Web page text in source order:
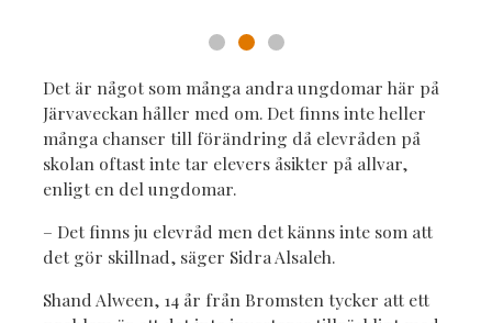
Det är något som många andra ungdomar här på
Järvaveckan håller med om. Det finns inte heller
många chanser till förändring då elevråden på
skolan oftast inte tar elevers åsikter på allvar,
enligt en del ungdomar.
– Det finns ju elevråd men det känns inte som att
det gör skillnad, säger Sidra Alsaleh.
Shand Alween, 14 år från Bromsten tycker att ett